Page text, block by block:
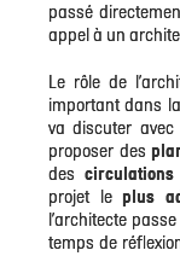
passé
appel à un
Le rôle de
important dans
va discuter avec
proposer des
descirculations
projet le plus
l’architecte
temps de